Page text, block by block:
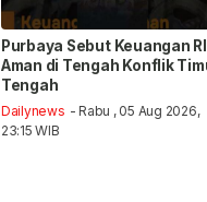
Purbaya Sebut Keuangan RI
Aman di Tengah Konflik
Tengah
Dailynews - Rabu , 05 Aug 2026,
23:15 WIB